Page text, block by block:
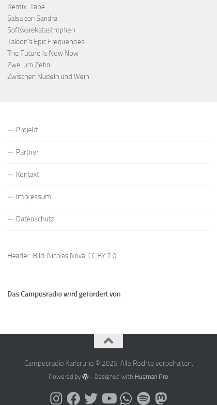
Remix-Tape
Salsa con Sandra
Softwarekatastrophen
Taloon’s Epic Frequencies
The Future Is Now Now
Zwei um Zehn
Zwischen Nudeln und Wein
Projekt
Partner
Kontakt
Impressum
Datenschutz
Header-Bild: Nicolas Nova, CC BY 2.0
Das Campusradio wird gefördert von
Campusradio Karlsruhe © 2026. Alle Rechte vorbehalten.
Powered by - Designed with Hueman Pro